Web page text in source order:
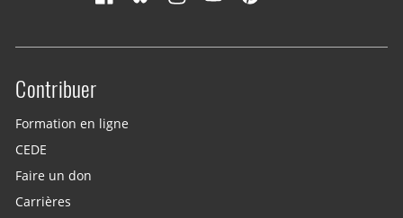
Site menu
Contribuer
Formation en ligne
CEDE
Faire un don
Carrières